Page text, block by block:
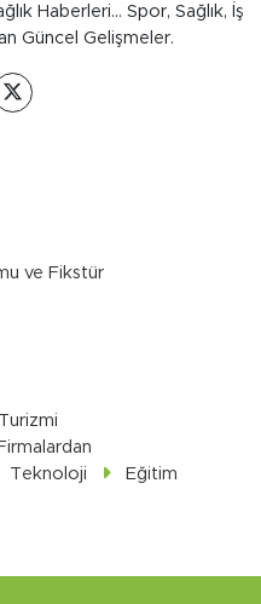
Haberleri... Spor, Sağlık, İş
Güncel Gelişmeler.
ve Fikstür
Teknoloji
Eğitim